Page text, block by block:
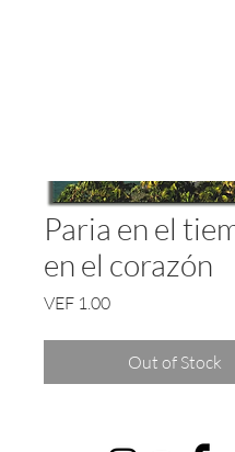
Paria en el
en el corazón
VEF 1.00Price
Out of Stock